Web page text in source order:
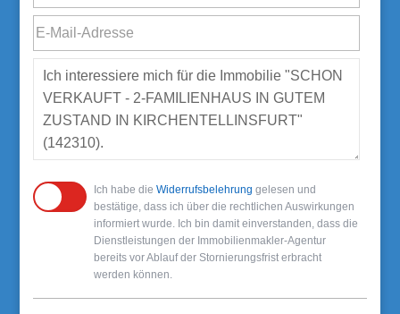
Ich habe dieWiderrufsbelehrung gelesen und
bestätige, dass ich über die rechtlichen Auswirkungen
informiert wurde. Ich bin damit einverstanden, dass die
Dienstleistungen der Immobilienmakler-Agentur
bereits vor Ablauf der Stornierungsfrist erbracht
werden können.